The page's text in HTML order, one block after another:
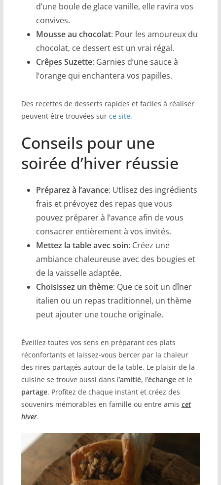
d’une boule de glace vanille, elle ravira vos
convives.
Mousse au chocolat: Pour les amoureux du
chocolat, ce dessert est un vrai régal.
Crêpes Suzette: Garnies d’une sauce à
l’orange qui enchantera vos papilles.
Des recettes de desserts rapides et faciles à réaliser
peuvent être trouvées sur ce site.
Conseils pour une
soirée d’hiver réussie
Préparez à l’avance: Utlisez des ingrédients
frais et prévoyez des repas que vous
pouvez préparer à l’avance afin de vous
consacrer entièrement à vos invités.
Mettez la table avec soin: Créez une
ambiance chaleureuse avec des bougies et
de la vaisselle adaptée.
Choisissez un thème: Que ce soit un dîner
italien ou un repas traditionnel, un thème
peut ajouter une touche originale.
Éveillez toutes vos sens en préparant ces plats
réconfortants et laissez-vous bercer par la chaleur
des rires partagés autour de la table. Le plaisir de la
cuisine se trouve aussi dans l’amitié, l’échangeet le
partage. Profitez de chaque instant et créez des
souvenirs mémorables en famille ou entre amis cet
hiver.